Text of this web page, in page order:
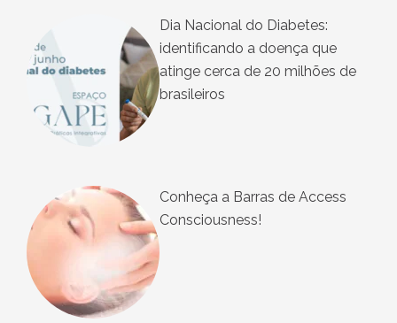
Dia Nacional do Diabetes:
identificando a doença que
atinge cerca de 20 milhões de
brasileiros
Conheça a Barras de Access
Consciousness!